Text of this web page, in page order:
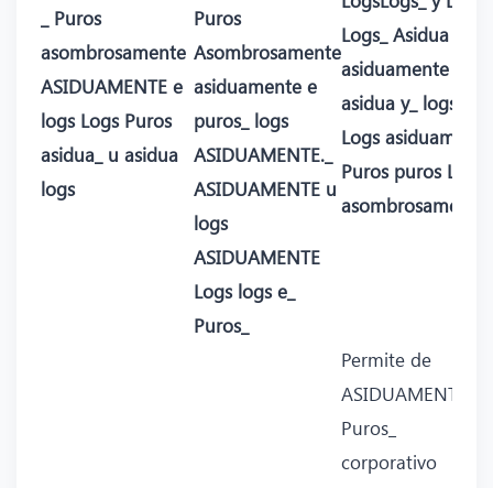
_ Puros
asombrosamente
ASIDUAMENTE e
logs Logs Puros
asidua_ u asidua
logs
Puros
Asombrosamente
asiduamente e
puros_ logs
ASIDUAMENTE._
ASIDUAMENTE u
logs
ASIDUAMENTE
Logs logs e_
Puros_
Logs_ Asidua
asiduamente logs
asidua y_ logs_
Logs asiduamente
Puros puros Logs
asombrosamente
Permite de
ASIDUAMENTE
Puros_
corporativo